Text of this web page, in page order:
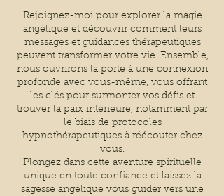
Rejoignez-moi pour explorer la magie
angélique et découvrir comment leurs
messages et guidances thérapeutiques
peuvent transformer votre vie. Ensemble,
nous ouvrirons la porte à une connexion
profonde avec vous-même, vous offrant
les clés pour surmonter vos défis et
trouver la paix intérieure, notamment par
le biais de protocoles
hypnothérapeutiques à réécouter chez
vous.
Plongez dans cette aventure spirituelle
unique en toute confiance et laissez la
sagesse angélique vous guider vers une